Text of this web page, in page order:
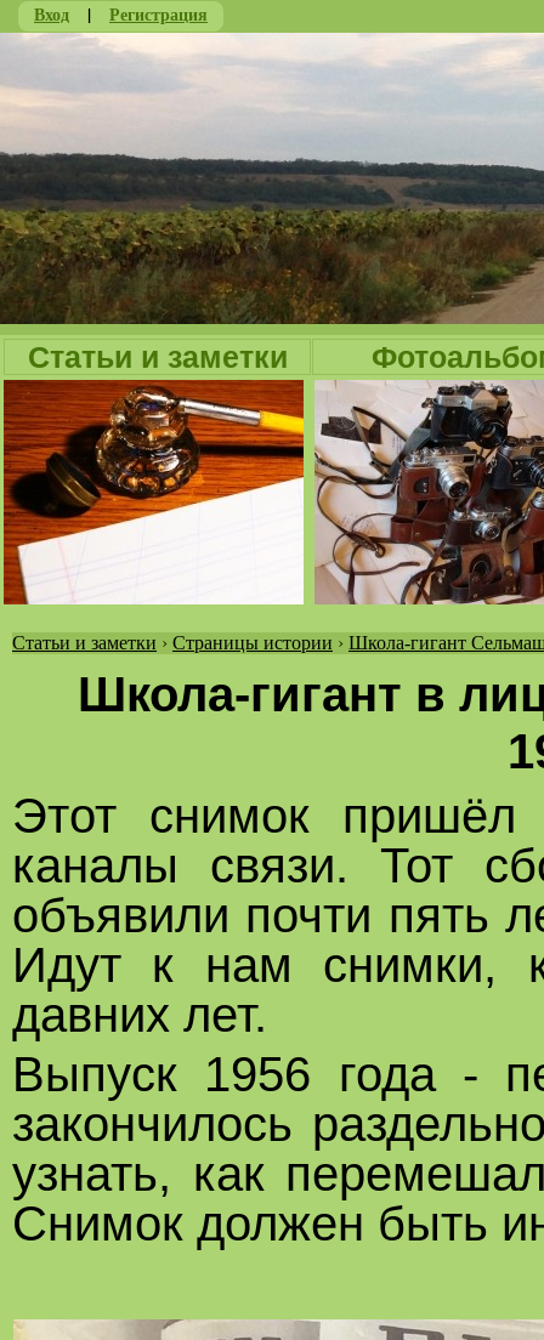
Вход | Регистрация
Статьи и заметки
здесь
Статьи и заметки › Страницы истории › Школа-гигант
Школа-гигант в
Этот снимок пришёл
каналы связи. Тот
объявили почти пять
Идут к нам снимки,
давних лет.
Выпуск 1956 года -
закончилось
узнать, как
Снимок должен быть